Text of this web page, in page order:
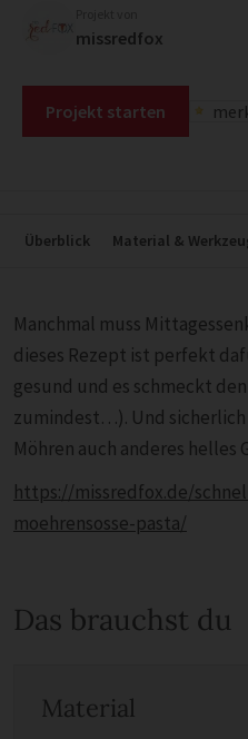
missredfox
Projekt starten
Überblick Material &
Manchmal muss
dieses Rezept ist perfekt
gesund und es schmeckt
zumindest…). Und
Möhren auch anderes helles
https://missredfox.de/
moehrensosse-pasta/
Das brauchst du
Material